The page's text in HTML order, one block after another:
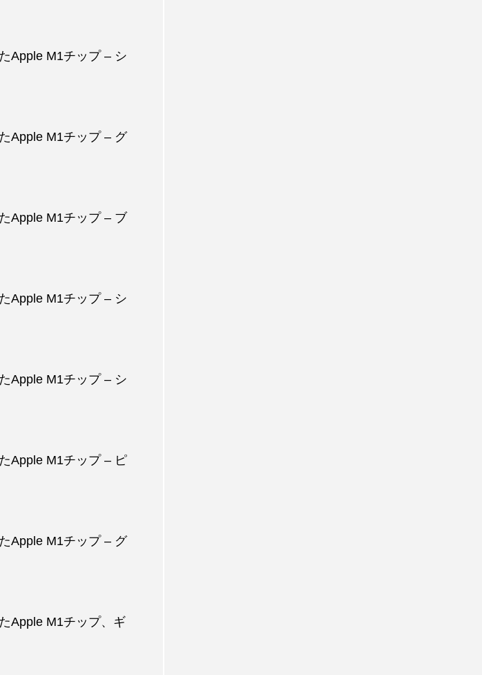
Apple M1チップ – シ
Apple M1チップ – グ
Apple M1チップ – ブ
Apple M1チップ – シ
Apple M1チップ – シ
Apple M1チップ – ピ
Apple M1チップ – グ
Apple M1チップ、ギ